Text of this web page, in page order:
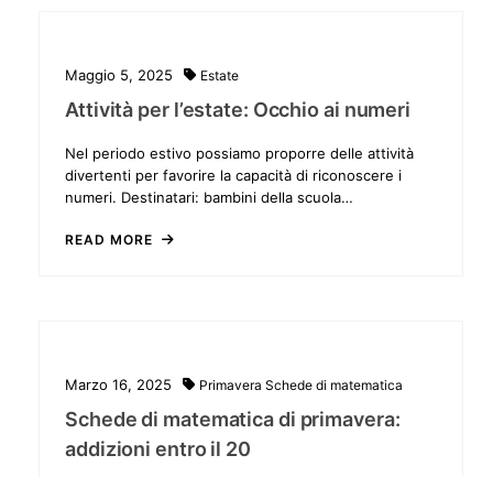
Maggio 5, 2025 Estate
Attività per l’estate: Occhio ai numeri
Nel periodo estivo possiamo proporre delle attività
divertenti per favorire la capacità di riconoscere i
numeri. Destinatari: bambini della scuola…
READ MORE
Marzo 16, 2025 Primavera Schede di matematica
Schede di matematica di primavera:
addizioni entro il 20